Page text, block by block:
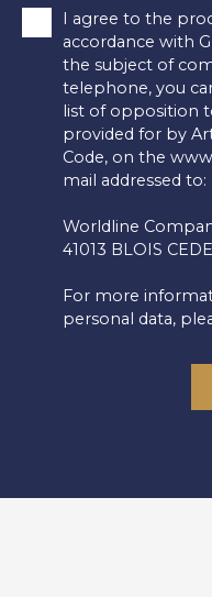
I agree to the
accordance with
the subject of
telephone, you
list of opposition
provided for by
Code, on the
mail addressed to:
Worldline
41013 BLOIS
For more
personal data,